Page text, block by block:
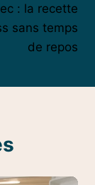
: la recette
sans temps
de repos